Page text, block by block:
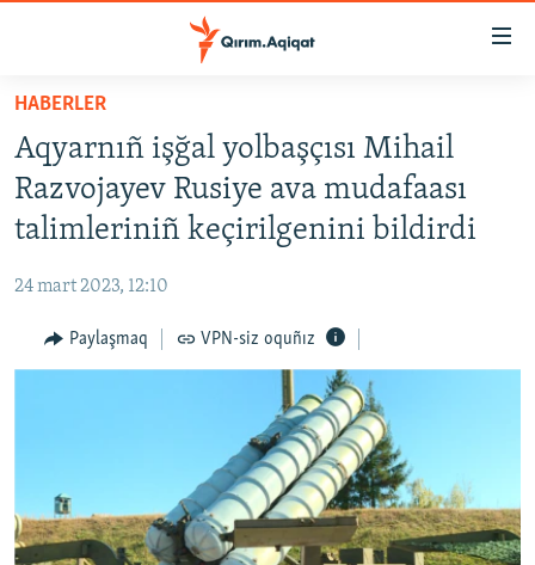
Esas
qaytmaq
Baş
navigatsiyağa
qaytmaq
Qıdıruvğa
SİYASET
İQTİSADİYAT
MEDENİYET
İNSAN AQLARI
FİKİR
HABERLER
Aqyarnıñ işğal yolbaşçısı Mihail
Razvojayev Rusiye ava mudafaası
talimleriniñ keçirilgenini bildirdi
24 mart 2023, 12:10
Paylaşmaq VPN-siz oquñız